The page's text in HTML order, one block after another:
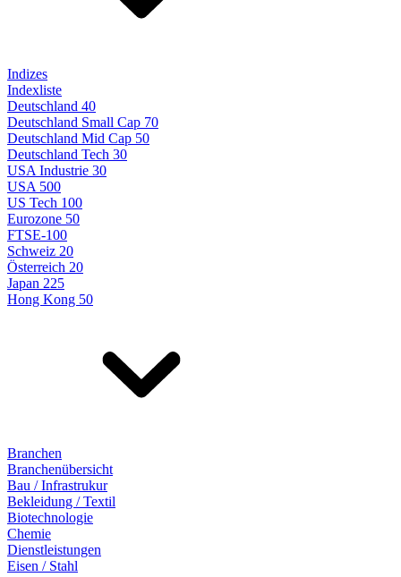
Indizes
Indexliste
Deutschland 40
Deutschland Small Cap 70
Deutschland Mid Cap 50
Deutschland Tech 30
USA Industrie 30
USA 500
US Tech 100
Eurozone 50
FTSE-100
Schweiz 20
Österreich 20
Japan 225
Hong Kong 50
Branchen
Branchenübersicht
Bau / Infrastrukur
Bekleidung / Textil
Biotechnologie
Chemie
Dienstleistungen
Eisen / Stahl